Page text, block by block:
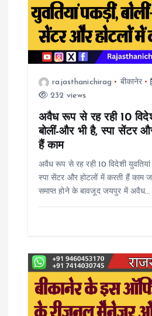
a
rajasthanichirag बीकानेर
232 views
अवैध रूप से रह रही 10
बोलीं-और भी है, स्पा सेंटर
हैं काम
अवैध रूप से रह रही 10 विदेशी
स्पा सेंटर और होटलों में करती हैं काम
समाप्त होने के बावजूद जयपुर में अवैध…